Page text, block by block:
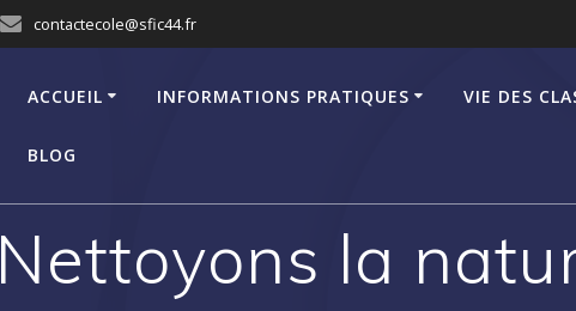
contactecole@sfic44.fr
ACCUEIL INFORMATIONS PRATIQUES VIE DES
BLOG
Nettoyons la